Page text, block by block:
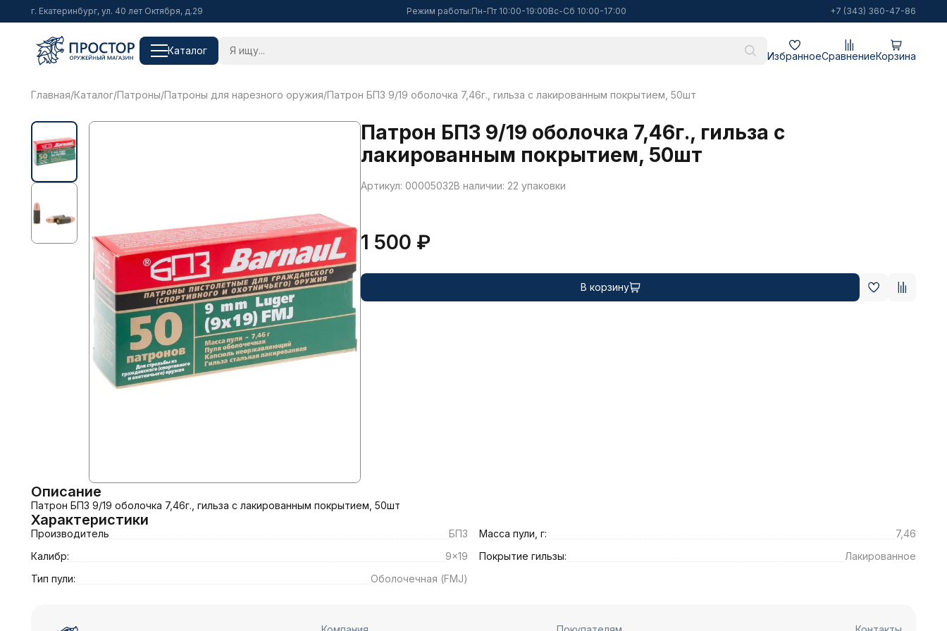
г. Екатеринбург, ул. 40 лет Октября, д.29 Режим работы:Пн-Пт 10:00-19:00Вс-Сб 10:00-17:00 +7 (343) 360-47-86
Каталог ИзбранноеСравнениеКорзина
Главная/Каталог/Патроны/Патроны для нарезного оружия/Патрон БПЗ 9/19 оболочка 7,46г., гильза с лакированным покрытием, 50шт
Патрон БПЗ 9/19 оболочка 7,46г., гильза с
лакированным покрытием, 50шт
Артикул: 00005032В наличии: 22 упаковки
1 500 ₽
В корзину
Описание
Патрон БПЗ 9/19 оболочка 7,46г., гильза с лакированным покрытием, 50шт
Характеристики
Производитель БПЗ Масса пули, г:
7,46
Калибр:
9x19 Покрытие гильзы:
Лакированное
Тип пули:
Оболочечная (FMJ)